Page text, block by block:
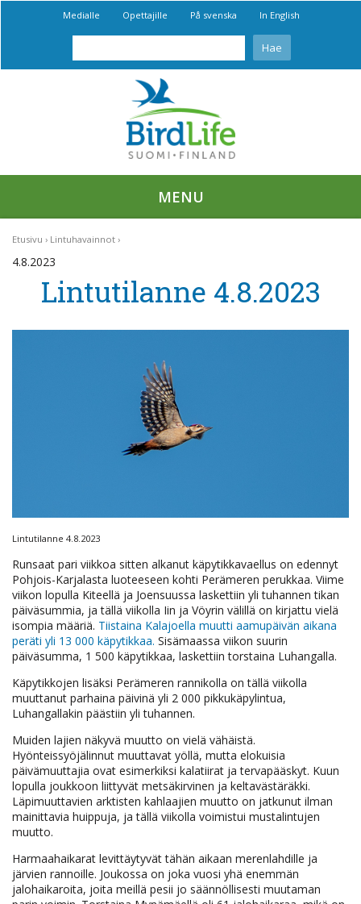
Medialle Opettajille På svenska In English
MENU
Etusivu Lintuhavainnot
4.8.2023
Lintutilanne 4.8.2023
Lintutilanne 4.8.2023
Runsaat pari viikkoa sitten alkanut käpytikkavaellus on edennyt
Pohjois-Karjalasta luoteeseen kohti Perämeren perukkaa. Viime
viikon lopulla Kiteellä ja Joensuussa laskettiin yli tuhannen tikan
päiväsummia, ja tällä viikolla Iin ja Vöyrin välillä on kirjattu vielä
isompia määriä. Tiistaina Kalajoella muutti aamupäivän aikana
peräti yli 13 000 käpytikkaa. Sisämaassa viikon suurin
päiväsumma, 1 500 käpytikkaa, laskettiin torstaina Luhangalla.
Käpytikkojen lisäksi Perämeren rannikolla on tällä viikolla
muuttanut parhaina päivinä yli 2 000 pikkukäpylintua,
Luhangallakin päästiin yli tuhannen.
Muiden lajien näkyvä muutto on vielä vähäistä.
Hyönteissyöjälinnut muuttavat yöllä, mutta elokuisia
päivämuuttajia ovat esimerkiksi kalatiirat ja tervapääskyt. Kuun
lopulla joukkoon liittyvät metsäkirvinen ja keltavästäräkki.
Läpimuuttavien arktisten kahlaajien muutto on jatkunut ilman
mainittavia huippuja, ja tällä viikolla voimistui mustalintujen
muutto.
Harmaahaikarat levittäytyvät tähän aikaan merenlahdille ja
järvien rannoille. Joukossa on joka vuosi yhä enemmän
jalohaikaroita, joita meillä pesii jo säännöllisesti muutaman